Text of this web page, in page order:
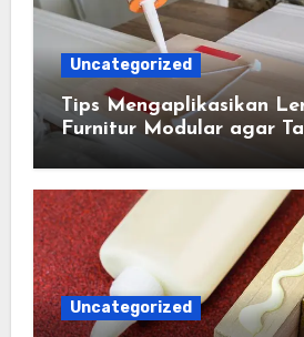
Uncategorized
Tips Mengaplikasikan
Furnitur Modular agar
Uncategorized